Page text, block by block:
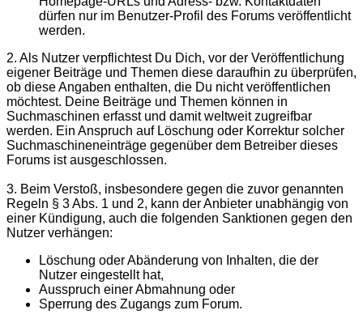
dürfen nur im Benutzer-Profil des Forums veröffentlicht
werden.
2. Als Nutzer verpflichtest Du Dich, vor der Veröffentlichung
eigener Beiträge und Themen diese daraufhin zu überprüfen,
ob diese Angaben enthalten, die Du nicht veröffentlichen
möchtest. Deine Beiträge und Themen können in
Suchmaschinen erfasst und damit weltweit zugreifbar
werden. Ein Anspruch auf Löschung oder Korrektur solcher
Suchmaschineneinträge gegenüber dem Betreiber dieses
Forums ist ausgeschlossen.
3. Beim Verstoß, insbesondere gegen die zuvor genannten
Regeln § 3 Abs. 1 und 2, kann der Anbieter unabhängig von
einer Kündigung, auch die folgenden Sanktionen gegen den
Nutzer verhängen:
Löschung oder Abänderung von Inhalten, die der
Nutzer eingestellt hat,
Ausspruch einer Abmahnung oder
Sperrung des Zugangs zum Forum.